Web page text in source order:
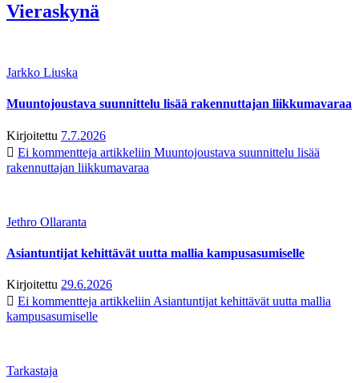
Vieraskynä
Jarkko Liuska
Muuntojoustava suunnittelu lisää rakennuttajan liikkumavaraa
Kirjoitettu 7.7.2026
Ei kommentteja artikkeliin Muuntojoustava suunnittelu lisää
rakennuttajan liikkumavaraa
Jethro Ollaranta
Asiantuntijat kehittävät uutta mallia kampusasumiselle
Kirjoitettu 29.6.2026
Ei kommentteja artikkeliin Asiantuntijat kehittävät uutta mallia
kampusasumiselle
Tarkastaja